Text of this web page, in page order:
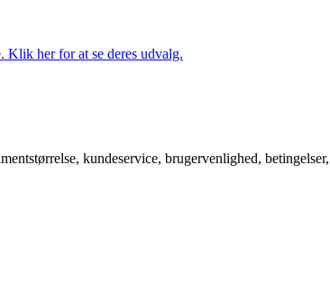
Klik her for at se deres udvalg.
kundeservice, brugervenlighed,